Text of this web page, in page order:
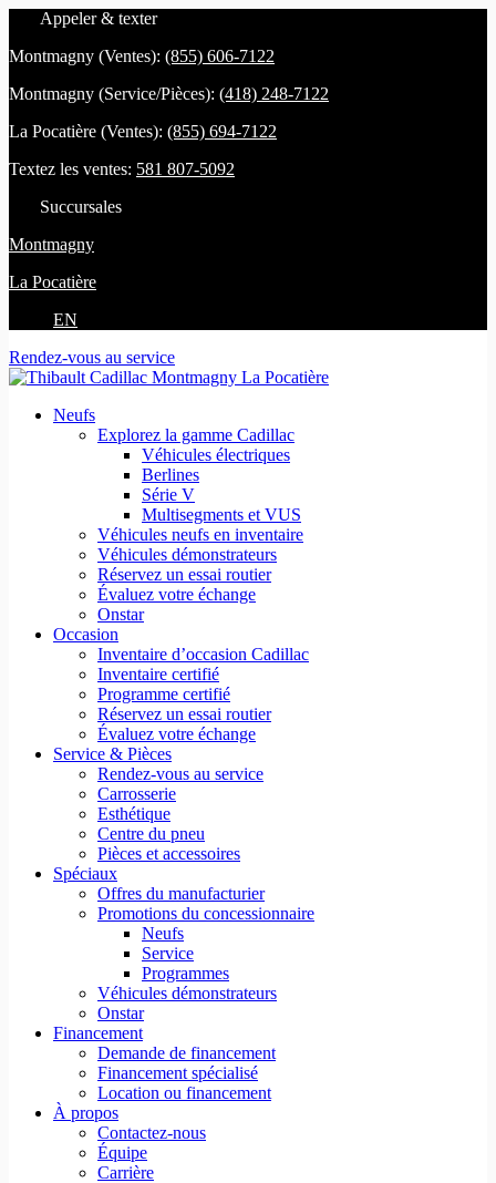
Appeler & texter
Montmagny (Ventes): (855) 606-7122
Montmagny (Service/Pièces): (418) 248-7122
La Pocatière (Ventes): (855) 694-7122
Textez les ventes: 581 807-5092
Succursales
Montmagny
La Pocatière
EN
Rendez-vous au service
Neufs
Explorez la gamme Cadillac
Véhicules électriques
Berlines
Série V
Multisegments et VUS
Véhicules neufs en inventaire
Véhicules démonstrateurs
Réservez un essai routier
Évaluez votre échange
Onstar
Occasion
Inventaire d’occasion Cadillac
Inventaire certifié
Programme certifié
Réservez un essai routier
Évaluez votre échange
Service & Pièces
Rendez-vous au service
Carrosserie
Esthétique
Centre du pneu
Pièces et accessoires
Spéciaux
Offres du manufacturier
Promotions du concessionnaire
Neufs
Service
Programmes
Véhicules démonstrateurs
Onstar
Financement
Demande de financement
Financement spécialisé
Location ou financement
À propos
Contactez-nous
Équipe
Carrière